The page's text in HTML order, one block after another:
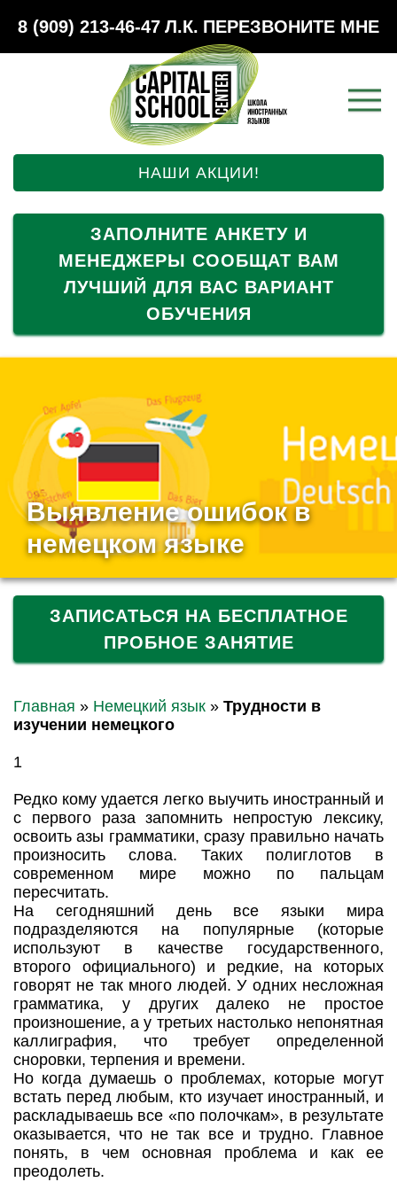
8 (909) 213-46-47 Л.К. ПЕРЕЗВОНИТЕ МНЕ
НАШИ АКЦИИ!
ЗАПОЛНИТЕ АНКЕТУ И
МЕНЕДЖЕРЫ СООБЩАТ ВАМ
ЛУЧШИЙ ДЛЯ ВАС ВАРИАНТ
ОБУЧЕНИЯ
Выявление ошибок в
немецком языке
ЗАПИСАТЬСЯ НА БЕСПЛАТНОЕ
ПРОБНОЕ ЗАНЯТИЕ
Главная » Немецкий язык » Трудности в
изучении немецкого
1
Редко кому удается легко выучить иностранный и
с первого раза запомнить непростую лексику,
освоить азы грамматики, сразу правильно начать
произносить слова. Таких полиглотов в
современном мире можно по пальцам
пересчитать.
На сегодняшний день все языки мира
подразделяются на популярные (которые
используют в качестве государственного,
второго официального) и редкие, на которых
говорят не так много людей. У одних несложная
грамматика, у других далеко не простое
произношение, а у третьих настолько непонятная
каллиграфия, что требует определенной
сноровки, терпения и времени.
Но когда думаешь о проблемах, которые могут
встать перед любым, кто изучает иностранный, и
раскладываешь все «по полочкам», в результате
оказывается, что не так все и трудно. Главное
понять, в чем основная проблема и как ее
преодолеть.